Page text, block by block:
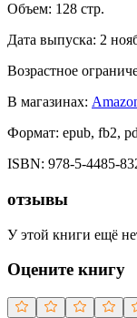
Объем: 128 стр.
Дата выпуска: 2
Возрастное
В магазинах:
Формат: epub, fb2,
ISBN: 978-5-4485-
отзывы
У этой книги ещё
Оцените книгу